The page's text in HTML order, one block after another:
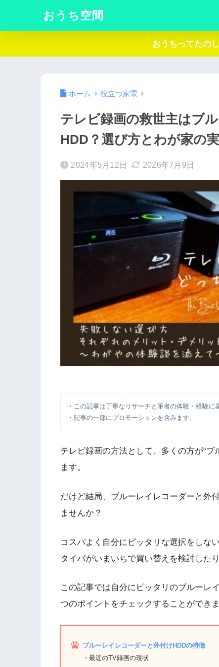
おうち空間
おうちってた
ホーム 役立つ家電
テレビ録画の救世主はブ
HDD？選び方とわが家の
2024年5月12日 2026年7月9日
・この記事は丁寧なリサーチと筆者の体験・経験に
・記事の一部にプロモーションを含みます。
テレビ録画の方法として、多くの方が“ブ
ます。
だけど結局、ブルーレイレコーダーと外
ませんか？
コスパよく自分にピッタリな選択をしな
タイパがいまいちで買い替えを検討した
この記事では自分にピッタリのブルーレ
つのポイントをチェックすることができま
ブルーレイレコーダーと外付けHDDの特徴
・最近のTV録画の現状